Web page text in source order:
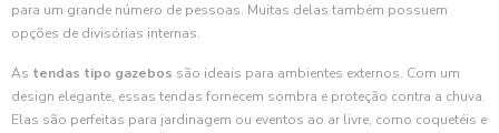
para um grande número de pessoas. Muitas delas também possuem
opções de divisórias internas.
As tendas tipo gazebos são ideais para ambientes externos. Com um
design elegante, essas tendas fornecem sombra e proteção contra a chuva.
Elas são perfeitas para jardinagem ou eventos ao ar livre, como coquetéis e